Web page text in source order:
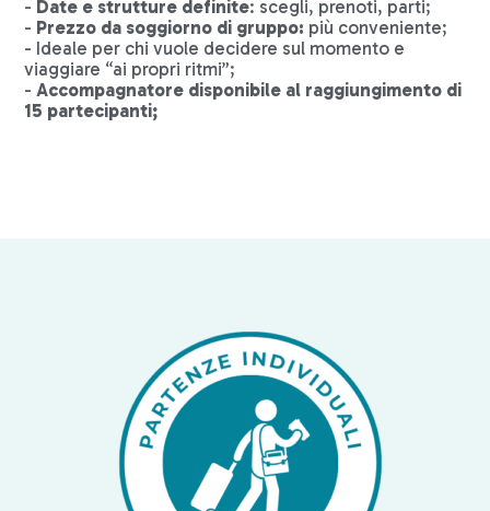
- Date e strutture definite: scegli, prenoti, parti;
- Prezzo da soggiorno di gruppo: più conveniente;
- Ideale per chi vuole decidere sul momento e
viaggiare “ai propri ritmi”;
- Accompagnatore disponibile al raggiungimento di
15 partecipanti;